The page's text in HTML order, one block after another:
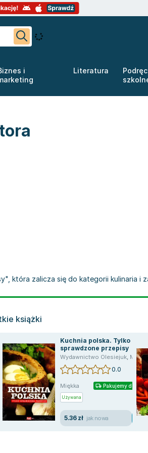
i
Literatura
która zalicza się do kategorii kulinaria i
książki
Kuchnia polska. Tylko
sprawdzone przepisy
Wydawnictwo Olesiejuk, Marzena Wasilewska
0.0
Miękka Pakujemy dzisiaj
Używana
5.36 zł jak nowa